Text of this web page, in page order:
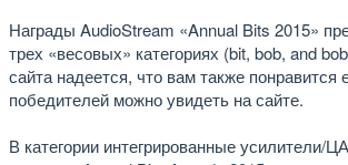
Награды AudioStream «Annual Bits 2015»
трех «весовых» категориях (bit, bob, and
сайта надеется, что вам также
победителей можно увидеть на сайте.
В категории интегрированные усилители/